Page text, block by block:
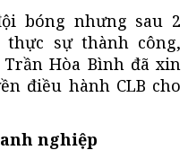
bóng nhưng sau 2
sự thành công,
Trần Hòa Bình đã xin
điều hành CLB cho
nghiệp